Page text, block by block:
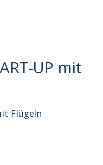
UP mit
Flügeln